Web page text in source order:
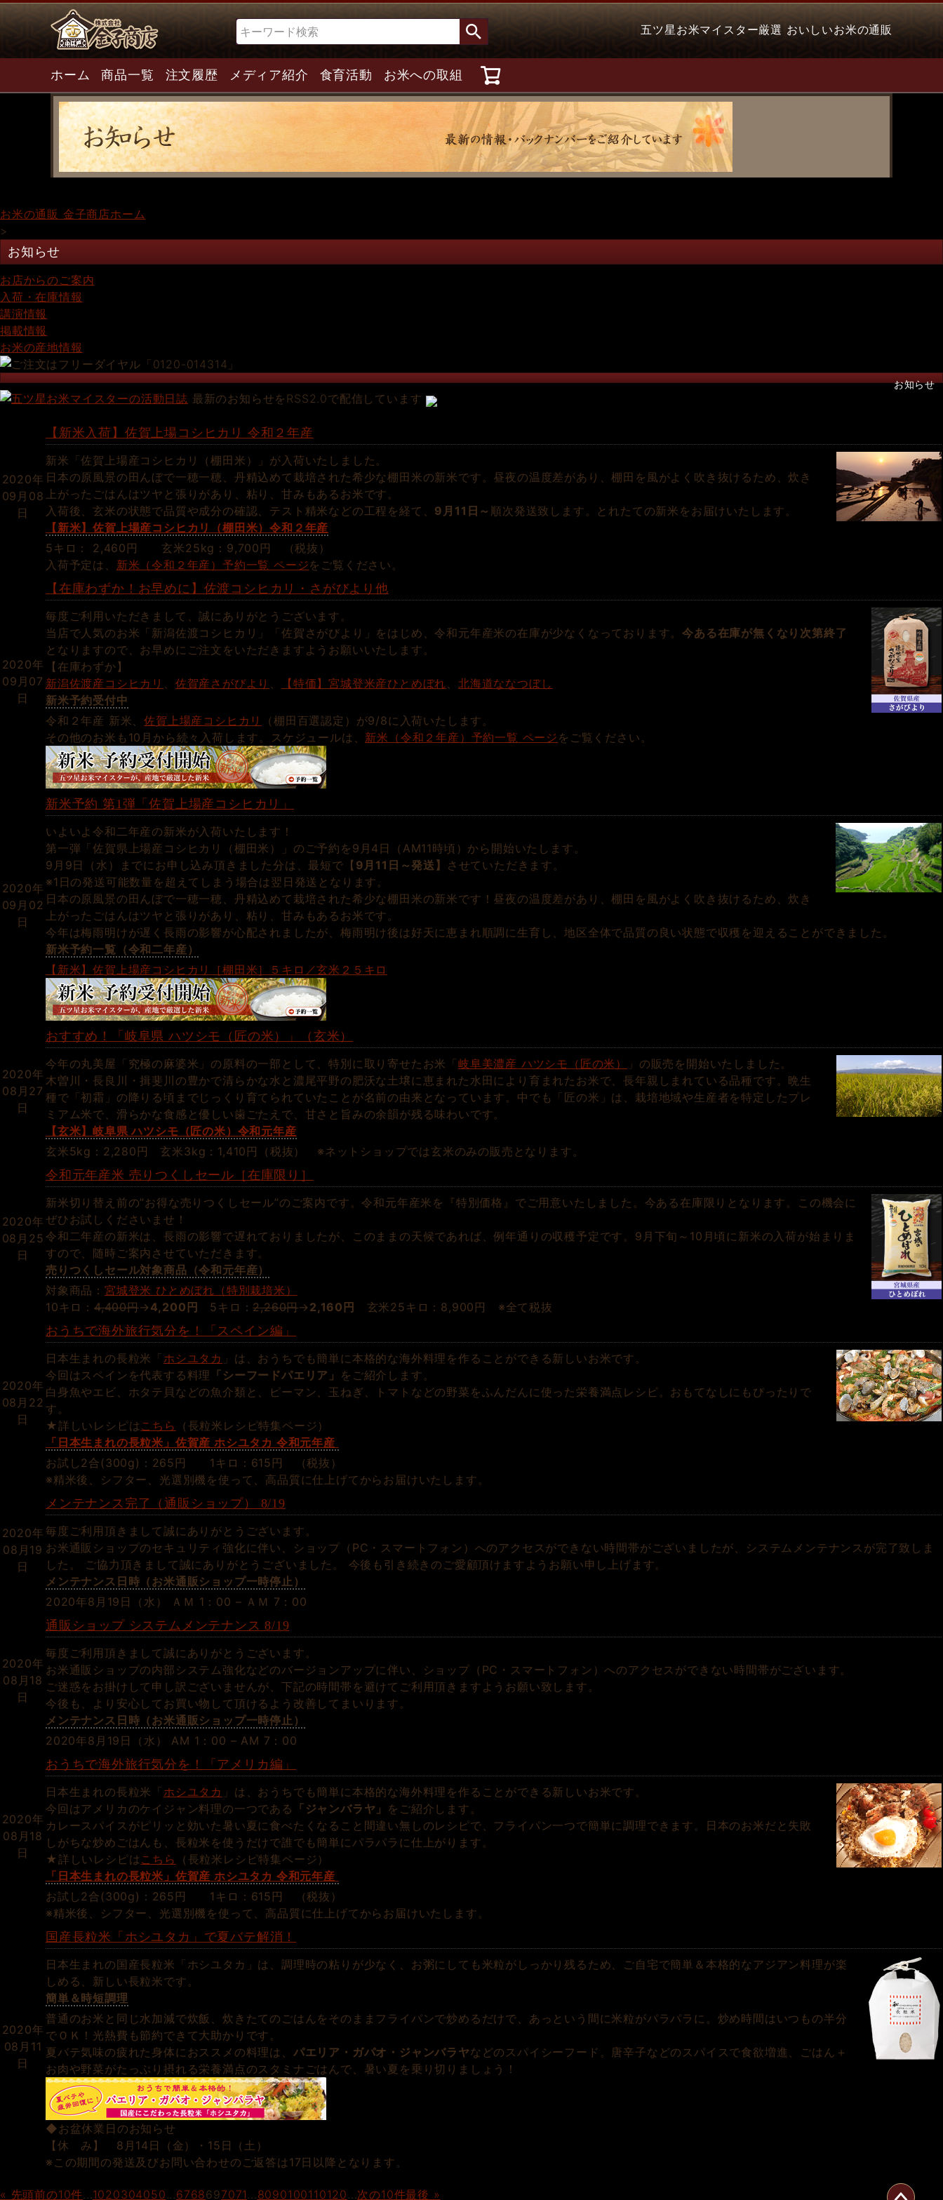
検索 五ツ星お米マイスター厳選 おいしいお米の通販
ホーム 商品一覧 注文履歴 メディア紹介 食育活動 お米への取組
お米の通販 金子商店ホーム
>
お知らせ
お店からのご案内
入荷・在庫情報
講演情報
掲載情報
お米の産地情報
お知らせ
最新のお知らせをRSS2.0で配信しています
2020年
09月08
日
【新米入荷】佐賀上場コシヒカリ 令和２年産
新米「佐賀上場産コシヒカリ（棚田米）」が入荷いたしました。
日本の原風景の田んぼで一穂一穂、丹精込めて栽培された希少な棚田米の新米です。昼夜の温度差があり、棚田を風がよく吹き抜けるため、炊き
上がったごはんはツヤと張りがあり、粘り、甘みもあるお米です。
入荷後、玄米の状態で品質や成分の確認、テスト精米などの工程を経て、 9月11日～ 順次発送致します。とれたての新米をお届けいたします。
【新米】佐賀上場産コシヒカリ（棚田米）令和２年産
5キロ： 2,460円 玄米25kg：9,700円 （税抜）
入荷予定は、 新米（令和２年産）予約一覧 ページをご覧ください。
2020年
09月07
日
【在庫わずか！お早めに】佐渡コシヒカリ・さがびより他
毎度ご利用いただきまして、誠にありがとうございます。
当店で人気のお米「新潟佐渡コシヒカリ」「佐賀さがびより」をはじめ、令和元年産米の在庫が少なくなっております。今ある在庫が無くなり次第終了
となりますので、お早めにご注文をいただきますようお願いいたします。
【在庫わずか】
新潟佐渡産コシヒカリ 、 佐賀産さがびより 、 【特価】宮城登米産ひとめぼれ、北海道ななつぼし
新米予約受付中
令和２年産 新米、佐賀上場産コシヒカリ
（棚田百選認定）が9/8に入荷いたします。
その他のお米も10月から続々入荷します。スケジュールは、 新米（令和２年産）予約一覧 ページ をご覧ください。
2020年
09月02
日
新米予約 第1弾「佐賀上場産コシヒカリ」
いよいよ令和二年産の新米が入荷いたします！
第一弾「佐賀県上場産コシヒカリ（棚田米）」のご予約を9月4日（AM11時頃）から開始いたします。
9月9日（水）までにお申し込み頂きました分は、最短で【 9月11日～発送】
させていただきます。
※1日の発送可能数量を超えてしまう場合は翌日発送となります。
日本の原風景の田んぼで一穂一穂、丹精込めて栽培された希少な棚田米の新米です！昼夜の温度差があり、棚田を風がよく吹き抜けるため、炊き
上がったごはんはツヤと張りがあり、粘り、甘みもあるお米です。
今年は梅雨明けが遅く長雨の影響が心配されましたが、梅雨明け後は好天に恵まれ順調に生育し、地区全体で品質の良い状態で収穫を迎えることができました。
新米予約一覧（令和二年産）
【新米】佐賀上場産コシヒカリ［棚田米］５キロ／玄米２５キロ
2020年
08月27
日
おすすめ！「岐阜県 ハツシモ（匠の米）」（玄米）
今年の丸美屋「究極の麻婆米」の原料の一部として、特別に取り寄せたお米「岐阜美濃産 ハツシモ（匠の米）
」の販売を開始いたしました。
木曽川・長良川・揖斐川の豊かで清らかな水と濃尾平野の肥沃な土壌に恵まれた水田により育まれたお米で、長年親しまれている品種です。晩生
種で「初霜」の降りる頃までじっくり育てられていたことが名前の由来となっています。中でも「匠の米」は、栽培地域や生産者を特定したプレ
ミアム米で、滑らかな食感と優しい歯ごたえで、甘さと旨みの余韻が残る味わいです。
【玄米】岐阜県 ハツシモ（匠の米）令和元年産
玄米5kg：2,280 円 玄米3kg： 1,410円（税抜） ※ネットショップでは玄米のみの販売となります。
2020年
08月25
日
令和元年産米 売りつくしセール［在庫限り］
新米切り替え前の”お得な売りつくしセール”のご案内です。令和元年産米を『特別価格』でご用意いたしました。今ある在庫限りとなります。この機会に
ぜひお試しくださいませ！
令和二年産の新米は、長雨の影響で遅れておりましたが、このままの天候であれば、例年通りの収穫予定です。9月下旬～10月頃に新米の入荷が始まりま
すので、随時ご案内させていただきます。
売りつくしセール対象商品（令和元年産）
対象商品： 宮城登米 ひとめぼれ（特別栽培米）
10キロ： 4,400円→ 4,200円 5キロ：2,260円→ 2,160円 玄米25キロ：8,900円 ※全て税抜
2020年
08月22
日
おうちで海外旅行気分を！「スペイン編」
日本生まれの長粒米「 ホシユタカ 」は、おうちでも簡単に本格的な海外料理を作ることができる新しいお米です。
今回はスペインを代表する料理 「シーフードパエリア」 をご紹介します。
白身魚やエビ、ホタテ貝などの魚介類と、ピーマン、玉ねぎ、トマトなどの野菜をふんだんに使った栄養満点レシピ。おもてなしにもぴったりで
す。
★詳しいレシピは こちら
（長粒米レシピ特集ページ）
「日本生まれの長粒米」佐賀産 ホシユタカ 令和元年産
お試し2合(300g)：265円 1キロ：615円 （税抜）
※精米後、シフター、光選別機を使って、高品質に仕上げてからお届けいたします。
2020年
08月19
日
メンテナンス完了（通販ショップ） 8/19
毎度ご利用頂きまして誠にありがとうございます。
お米通販ショップのセキュリティ強化に伴い、ショップ（PC・スマートフォン）へのアクセスができない時間帯がございましたが、システムメンテナンスが完了致しま
した。 ご協力頂きまして誠にありがとうございました。 今後も引き続きのご愛顧頂けますようお願い申し上げます。
メンテナンス日時（お米通販ショップ一時停止）
2020年8月19日（水） ＡＭ 1：00 – ＡＭ 7：00
2020年
08月18
日
通販ショップ システムメンテナンス 8/19
毎度ご利用頂きまして誠にありがとうございます。
お米通販ショップの内部システム強化などのバージョンアップに伴い、ショップ（PC・スマートフォン）へのアクセスができない時間帯がございます。
ご迷惑をお掛けして申し訳ございませんが、下記の時間帯を避けてご利用頂きますようお願い致します。
今後も、より安心してお買い物して頂けるよう改善してまいります。
メンテナンス日時（お米通販ショップ一時停止）
2020年8月19日（水） AM 1：00 – AM 7：00
2020年
08月18
日
おうちで海外旅行気分を！「アメリカ編」
日本生まれの長粒米「 ホシユタカ 」は、おうちでも簡単に本格的な海外料理を作ることができる新しいお米です。
今回はアメリカのケイジャン料理の一つである 「ジャンバラヤ」 をご紹介します。
カレースパイスがピリッと効いた暑い夏に食べたくなること間違い無しのレシピで、フライパン一つで簡単に調理できます。日本のお米だと失敗
しがちな炒めごはんも、長粒米を使うだけで誰でも簡単にパラパラに仕上がります。
★詳しいレシピは こちら
（長粒米レシピ特集ページ）
「日本生まれの長粒米」佐賀産 ホシユタカ 令和元年産
お試し2合(300g)：265円 1キロ：615円 （税抜）
※精米後、シフター、光選別機を使って、高品質に仕上げてからお届けいたします。
2020年
08月11
日
国産長粒米「ホシユタカ」で夏バテ解消！
日本生まれの国産長粒米「ホシユタカ」は、調理時の粘りが少なく、お粥にしても米粒がしっかり残るため、ご自宅で簡単＆本格的なアジアン料理が楽
しめる、新しい長粒米です。
簡単＆時短調理
普通のお米と同じ水加減で炊飯、炊きたてのごはんをそのままフライパンで炒めるだけで、あっという間に米粒がパラパラに。炒め時間はいつもの半分
でＯＫ！光熱費も節約できて大助かりです。
夏バテ気味の疲れた身体におススメの料理は、 パエリア・ガパオ・ジャンバラヤなどのスパイシーフード。唐辛子などのスパイスで食欲増進、ごはん＋
お肉や野菜がたっぷり摂れる栄養満点のスタミナごはんで、暑い夏を乗り切りましょう！
◆お盆休業日のお知らせ
【休 み】 8月14日（金）・15日（土）
※この期間の発送及びお問い合わせのご返答は17日以降となります。
« 先頭前の10件...1020304050...6768697071...8090100110120...次の10件最後 »